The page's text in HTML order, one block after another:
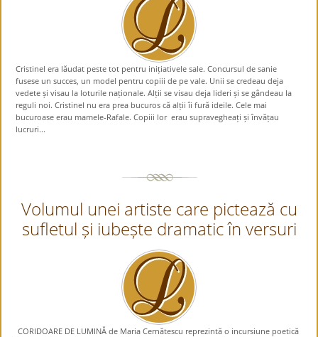
Cristinel era lăudat peste tot pentru inițiativele sale. Concursul de sanie
fusese un succes, un model pentru copiii de pe vale. Unii se credeau deja
vedete și visau la loturile naționale. Alții se visau deja lideri și se gândeau la
reguli noi. Cristinel nu era prea bucuros că alții îi fură ideile. Cele mai
bucuroase erau mamele-Rafale. Copiii lor erau supravegheați și învățau
lucruri...
Volumul unei artiste care pictează cu
sufletul și iubește dramatic în versuri
CORIDOARE DE LUMINĂ de Maria Cernătescu reprezintă o incursiune poetică